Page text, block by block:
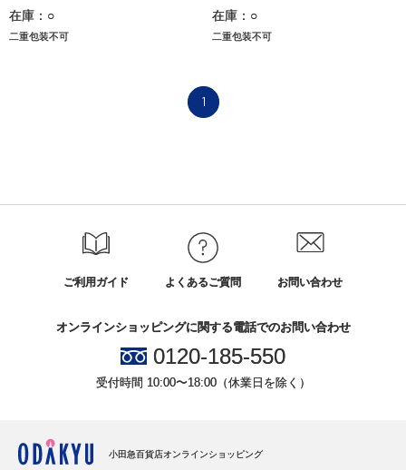
在庫：○
二重包装不可
在庫：○
二重包装不可
1
ご利用ガイド よくあるご質問 お問い合わせ
オンラインショッピングに関する電話でのお問い合わせ
0120-185-550
受付時間 10:00〜18:00（休業日を除く）
小田急百貨店オンラインショッピング